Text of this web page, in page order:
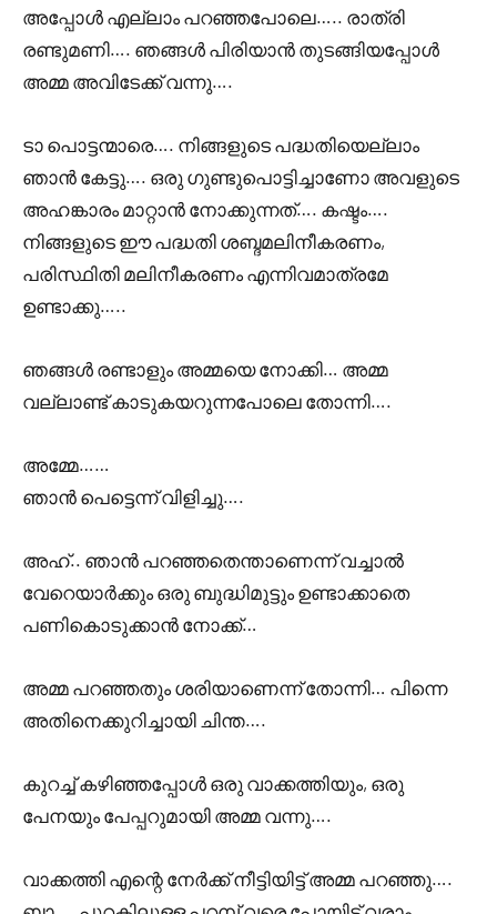
അപ്പോൾ എല്ലാം പറഞ്ഞപോലെ….. രാത്രി
രണ്ടുമണി…. ഞങ്ങൾ പിരിയാൻ തുടങ്ങിയപ്പോൾ
അമ്മ അവിടേക്ക് വന്നു….
ടാ പൊട്ടന്മാരെ…. നിങ്ങളുടെ പദ്ധതിയെല്ലാം
ഞാൻ കേട്ടു…. ഒരു ഗുണ്ടുപൊട്ടിച്ചാണോ അവളുടെ
അഹങ്കാരം മാറ്റാൻ നോക്കുന്നത്…. കഷ്ടം….
നിങ്ങളുടെ ഈ പദ്ധതി ശബ്ദമലിനീകരണം,
പരിസ്ഥിതി മലിനീകരണം എന്നിവമാത്രമേ
ഉണ്ടാക്കു…..
ഞങ്ങൾ രണ്ടാളും അമ്മയെ നോക്കി… അമ്മ
വല്ലാണ്ട് കാടുകയറുന്നപോലെ തോന്നി….
അമ്മേ……
ഞാൻ പെട്ടെന്ന് വിളിച്ചു….
അഹ്.. ഞാൻ പറഞ്ഞതെന്താണെന്ന് വച്ചാൽ
വേറെയാർക്കും ഒരു ബുദ്ധിമുട്ടും ഉണ്ടാക്കാതെ
പണികൊടുക്കാൻ നോക്ക്…
അമ്മ പറഞ്ഞതും ശരിയാണെന്ന് തോന്നി… പിന്നെ
അതിനെക്കുറിച്ചായി ചിന്ത….
കുറച്ച് കഴിഞ്ഞപ്പോൾ ഒരു വാക്കത്തിയും, ഒരു
പേനയും പേപ്പറുമായി അമ്മ വന്നു….
വാക്കത്തി എന്റെ നേർക്ക് നീട്ടിയിട്ട് അമ്മ പറഞ്ഞു….